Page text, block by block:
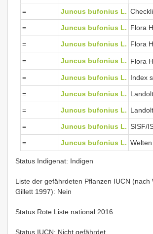
= Juncus bufonius L.
= Juncus bufonius L. Flora
= Juncus bufonius L. Flora
= Juncus bufonius L. Flora
= Juncus bufonius L. Index
= Juncus bufonius L.
= Juncus bufonius L.
= Juncus bufonius L. SISF/
= Juncus bufonius L. Welten
Status Indigenat: Indigen
Liste der gefährdeten Pflanzen IUCN (nach
Gillett 1997): Nein
Status Rote Liste national 2016
Status IUCN: Nicht gefährdet